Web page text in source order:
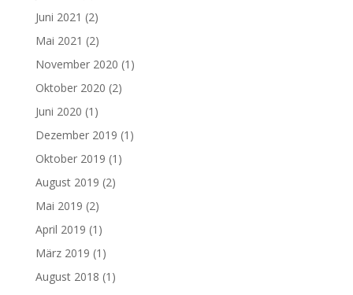
Juni 2021 (2)
Mai 2021 (2)
November 2020 (1)
Oktober 2020 (2)
Juni 2020 (1)
Dezember 2019 (1)
Oktober 2019 (1)
August 2019 (2)
Mai 2019 (2)
April 2019 (1)
März 2019 (1)
August 2018 (1)